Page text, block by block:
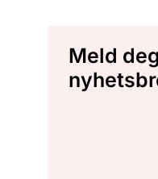
Meld